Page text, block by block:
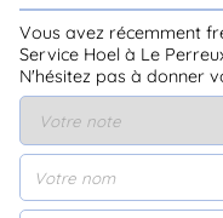
Vous avez récemment
Service Hoel à Le
N'hésitez pas à donner